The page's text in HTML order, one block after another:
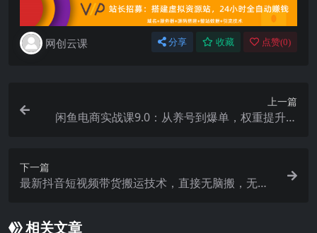
网创云课 分享 收藏 点赞(0)
上一篇
闲鱼电商实战课9.0：从养号到爆单，权重提升秘
下一篇
最新抖音短视频带货搬运技术，直接无脑搬，无需
相关文章